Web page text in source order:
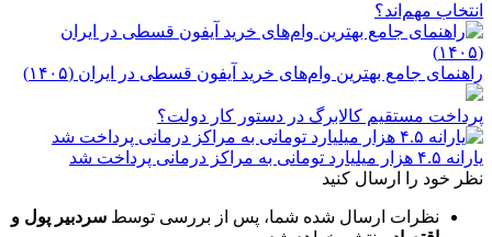
انتخاب مهم‌اند؟
راهنمای جامع بهترین وام‌های خرید آیفون قسطی در ایران (۱۴۰۵)
پرداخت مستقیم کالابرگ در دستور کار دولت؟
یارانه ۴.۵ هزار میلیارد تومانی به مراکز درمانی پرداخت شد
نظر خود را ارسال کنید
نظرات ارسال شده شما، پس از بررسی توسط سردبیر پول و